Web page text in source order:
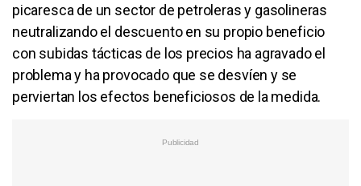
picaresca de un sector de petroleras y gasolineras
neutralizando el descuento en su propio beneficio
con subidas tácticas de los precios ha agravado el
problema y ha provocado que se desvíen y se
perviertan los efectos beneficiosos de la medida.